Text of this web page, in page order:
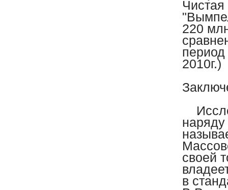
220
2010г.)
своей
в